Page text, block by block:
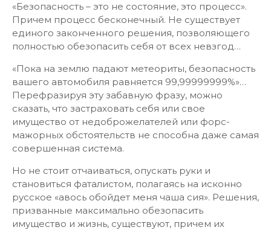
«Безопасность – это не состояние, это процесс».
Причем процесс бесконечный. Не существует
единого законченного решения, позволяющего
полностью обезопасить себя от всех невзгод…
«Пока на землю падают метеориты, безопасность
вашего автомобиля равняется 99,99999999%»…
Перефразируя эту забавную фразу, можно
сказать, что застраховать себя или свое
имущество от недоброжелателей или форс-
мажорных обстоятельств не способна даже самая
совершенная система.
Но не стоит отчаиваться, опускать руки и
становиться фаталистом, полагаясь на исконно
русское «авось обойдет меня чаша сия». Решения,
призванные максимально обезопасить
имущество и жизнь, существуют, причем их